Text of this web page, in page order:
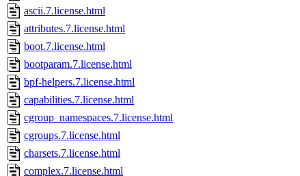
ascii.7.license.html
attributes.7.license.html
boot.7.license.html
bootparam.7.license.html
bpf-helpers.7.license.html
capabilities.7.license.html
cgroup_namespaces.7.license.html
cgroups.7.license.html
charsets.7.license.html
complex.7.license.html